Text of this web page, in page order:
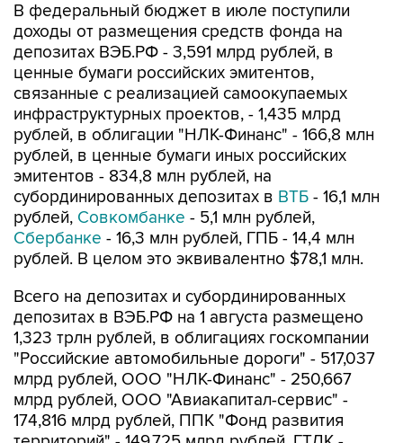
В федеральный бюджет в июле поступили
доходы от размещения средств фонда на
депозитах ВЭБ.РФ - 3,591 млрд рублей, в
ценные бумаги российских эмитентов,
связанные с реализацией самоокупаемых
инфраструктурных проектов, - 1,435 млрд
рублей, в облигации "НЛК-Финанс" - 166,8 млн
рублей, в ценные бумаги иных российских
эмитентов - 834,8 млн рублей, на
субординированных депозитах в ВТБ - 16,1 млн
рублей, Совкомбанке - 5,1 млн рублей,
Сбербанке - 16,3 млн рублей, ГПБ - 14,4 млн
рублей. В целом это эквивалентно $78,1 млн.
Всего на депозитах и субординированных
депозитах в ВЭБ.РФ на 1 августа размещено
1,323 трлн рублей, в облигациях госкомпании
"Российские автомобильные дороги" - 517,037
млрд рублей, ООО "НЛК-Финанс" - 250,667
млрд рублей, ООО "Авиакапитал-сервис" -
174,816 млрд рублей, ППК "Фонд развития